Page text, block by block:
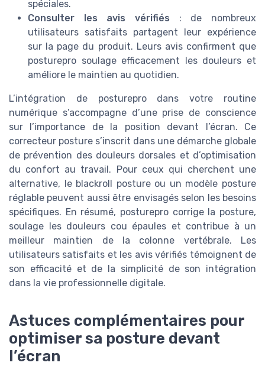
spéciales.
Consulter les avis vérifiés : de nombreux
utilisateurs satisfaits partagent leur expérience
sur la page du produit. Leurs avis confirment que
posturepro soulage efficacement les douleurs et
améliore le maintien au quotidien.
L’intégration de posturepro dans votre routine
numérique s’accompagne d’une prise de conscience
sur l’importance de la position devant l’écran. Ce
correcteur posture s’inscrit dans une démarche globale
de prévention des douleurs dorsales et d’optimisation
du confort au travail. Pour ceux qui cherchent une
alternative, le blackroll posture ou un modèle posture
réglable peuvent aussi être envisagés selon les besoins
spécifiques. En résumé, posturepro corrige la posture,
soulage les douleurs cou épaules et contribue à un
meilleur maintien de la colonne vertébrale. Les
utilisateurs satisfaits et les avis vérifiés témoignent de
son efficacité et de la simplicité de son intégration
dans la vie professionnelle digitale.
Astuces complémentaires pour
optimiser sa posture devant
l’écran